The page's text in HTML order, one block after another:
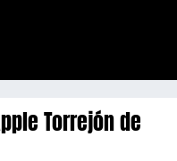
Torrejón de